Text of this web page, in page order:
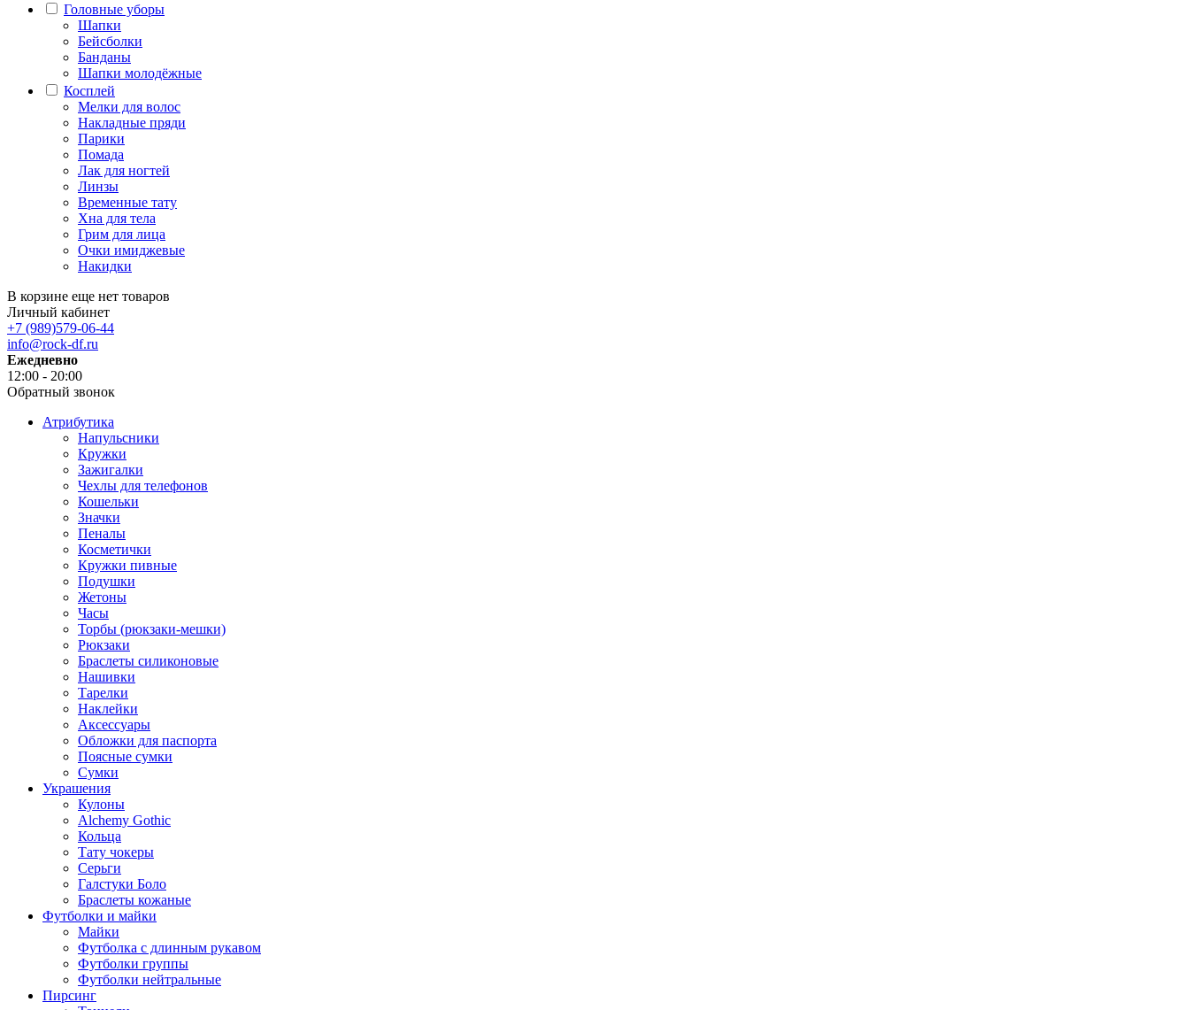
Головные уборы
Шапки
Бейсболки
Банданы
Шапки молодёжные
Косплей
Мелки для волос
Накладные пряди
Парики
Помада
Лак для ногтей
Линзы
Временные тату
Хна для тела
Грим для лица
Очки имиджевые
Накидки
В корзине еще нет товаров
Личный кабинет
+7 (989)579-06-44
info@rock-df.ru
Ежедневно
12:00 - 20:00
Обратный звонок
Атрибутика
Напульсники
Кружки
Зажигалки
Чехлы для телефонов
Кошельки
Значки
Пеналы
Косметички
Кружки пивные
Подушки
Жетоны
Часы
Торбы (рюкзаки-мешки)
Рюкзаки
Браслеты силиконовые
Нашивки
Тарелки
Наклейки
Аксессуары
Обложки для паспорта
Поясные сумки
Сумки
Украшения
Кулоны
Alchemy Gothic
Кольца
Тату чокеры
Серьги
Галстуки Боло
Браслеты кожаные
Футболки и майки
Майки
Футболка с длинным рукавом
Футболки группы
Футболки нейтральные
Пирсинг